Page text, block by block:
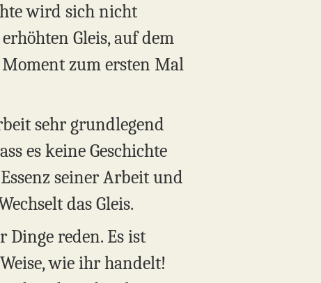
wird sich nicht
Gleis, auf dem
Moment zum ersten Mal
sehr grundlegend
es keine Geschichte
seiner Arbeit und
das Gleis.
Dinge reden. Es ist
wie ihr handelt!